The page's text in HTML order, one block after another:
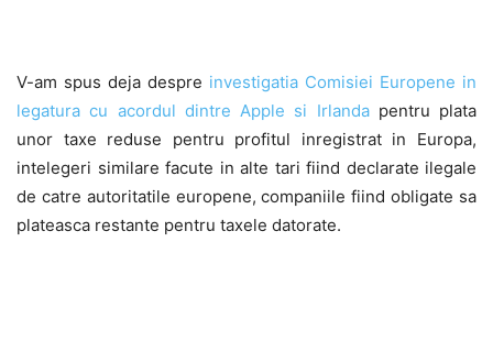
V-am spus deja despre investigatia Comisiei Europene in
legatura cu acordul dintre Apple si Irlandapentru plata
unor taxe reduse pentru profitul inregistrat in Europa,
intelegeri similare facute in alte tari fiind declarate ilegale
de catre autoritatile europene, companiile fiind obligate sa
plateasca restante pentru taxele datorate.